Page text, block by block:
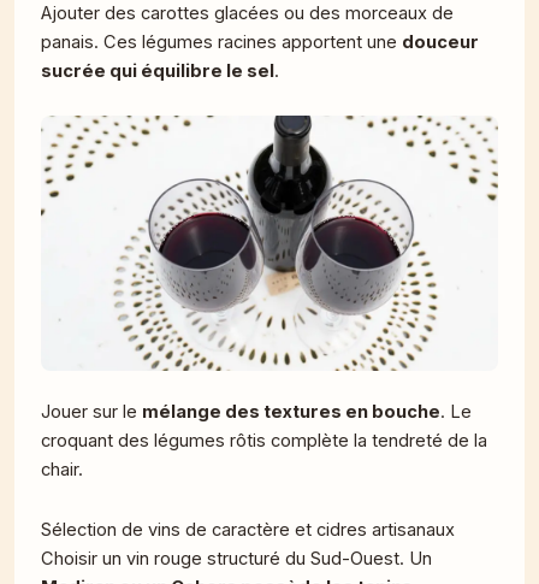
Ajouter des carottes glacées ou des morceaux de
panais. Ces légumes racines apportent une douceur
sucrée qui équilibre le sel.
Jouer sur le mélange des textures en bouche. Le
croquant des légumes rôtis complète la tendreté de la
chair.
Sélection de vins de caractère et cidres artisanaux
Choisir un vin rouge structuré du Sud-Ouest. Un